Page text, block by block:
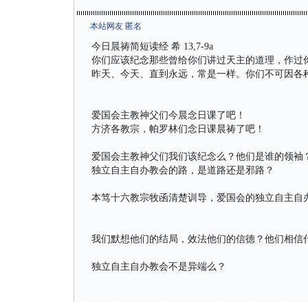
本站网友 匿名
今日晨祷简短读经 希 13,7-9a
你们应该纪念那些曾给你们讲过天主的道理，作
昨天、今天、直到永远，常是一样。你们不可因各
爱国会主教神父们今晨念日课了吧！
方济各教宗，帕罗林们念日课晨祷了吧！
爱国会主教神父们我们该纪念么？他们是谁的领
独立自主自办教会的路，是道路还是邪路？
本笃十六教宗牧函清楚训导，爱国会的独立自主
我们默想他们的结局，效法他们的信德？他们相信
独立自主自办教会不是异端么？